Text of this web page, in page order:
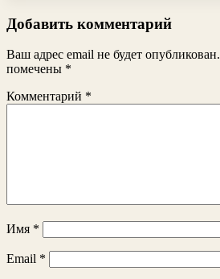
Добавить комментарий
Ваш адрес email не будет опубликован.
помечены *
Комментарий *
Имя *
Email *